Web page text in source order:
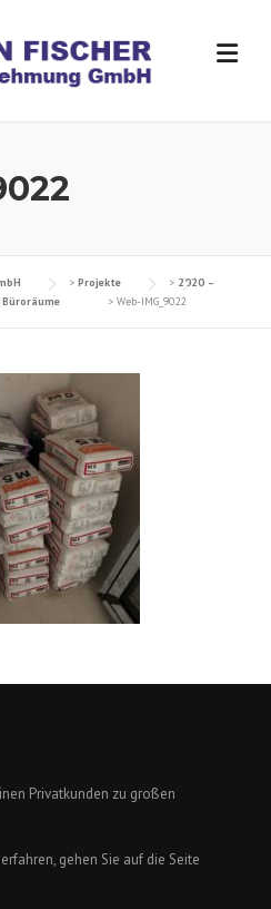
> Projekte > 2020 –
> Web-IMG_9022
Privatkunden zu großen
gehen Sie auf die Seite